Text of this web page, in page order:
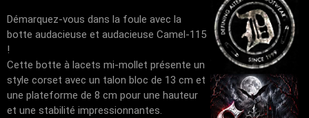
Démarquez-vous dans la foule avec la
botte audacieuse et audacieuse Camel-115
!
Cette botte à lacets mi-mollet présente un
style corset avec un talon bloc de 13 cm et
une plateforme de 8 cm pour une hauteur
et une stabilité impressionnantes.